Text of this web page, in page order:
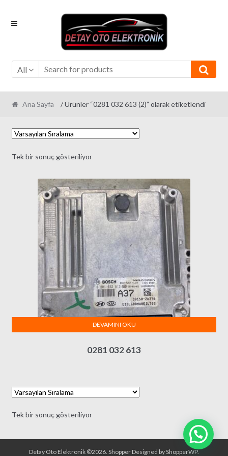
Skip
Skip
All
Ana Sayfa / Ürünler “0281 032 613 (2)” olarak etiketlendi
Tek bir sonuç gösteriliyor
0281 032 613
DEVAMINI OKU
Tek bir sonuç gösteriliyor
Detay Oto Elektronik ©2026. Shopper Designed byShopperWP.